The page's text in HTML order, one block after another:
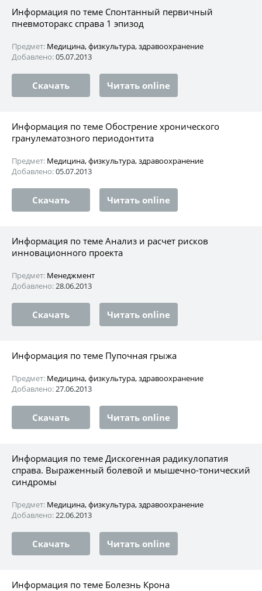
Информация по теме Спонтанный первичный
пневмоторакс справа 1 эпизод
Предмет: Медицина, физкультура, здравоохранение
Добавлено:05.07.2013
Скачать Читать online
Информация по теме Обострение хронического
гранулематозного периодонтита
Предмет: Медицина, физкультура, здравоохранение
Добавлено:05.07.2013
Скачать Читать online
Информация по теме Анализ и расчет рисков
инновационного проекта
Предмет: Менеджмент
Добавлено:28.06.2013
Скачать Читать online
Информация по теме Пупочная грыжа
Предмет: Медицина, физкультура, здравоохранение
Добавлено:27.06.2013
Скачать Читать online
Информация по теме Дискогенная радикулопатия
справа. Выраженный болевой и мышечно-тонический
синдромы
Предмет: Медицина, физкультура, здравоохранение
Добавлено:22.06.2013
Скачать Читать online
Информация по теме Болезнь Крона